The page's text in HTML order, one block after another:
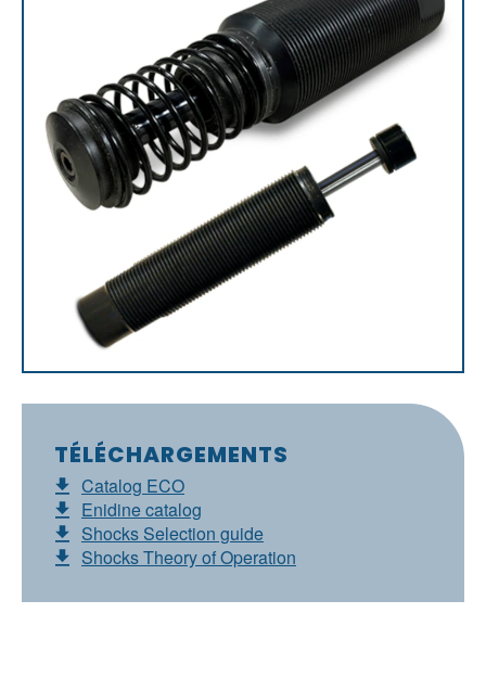
TÉLÉCHARGEMENTS
Catalog ECO
Enidine catalog
Shocks Selection guide
Shocks Theory of Operation